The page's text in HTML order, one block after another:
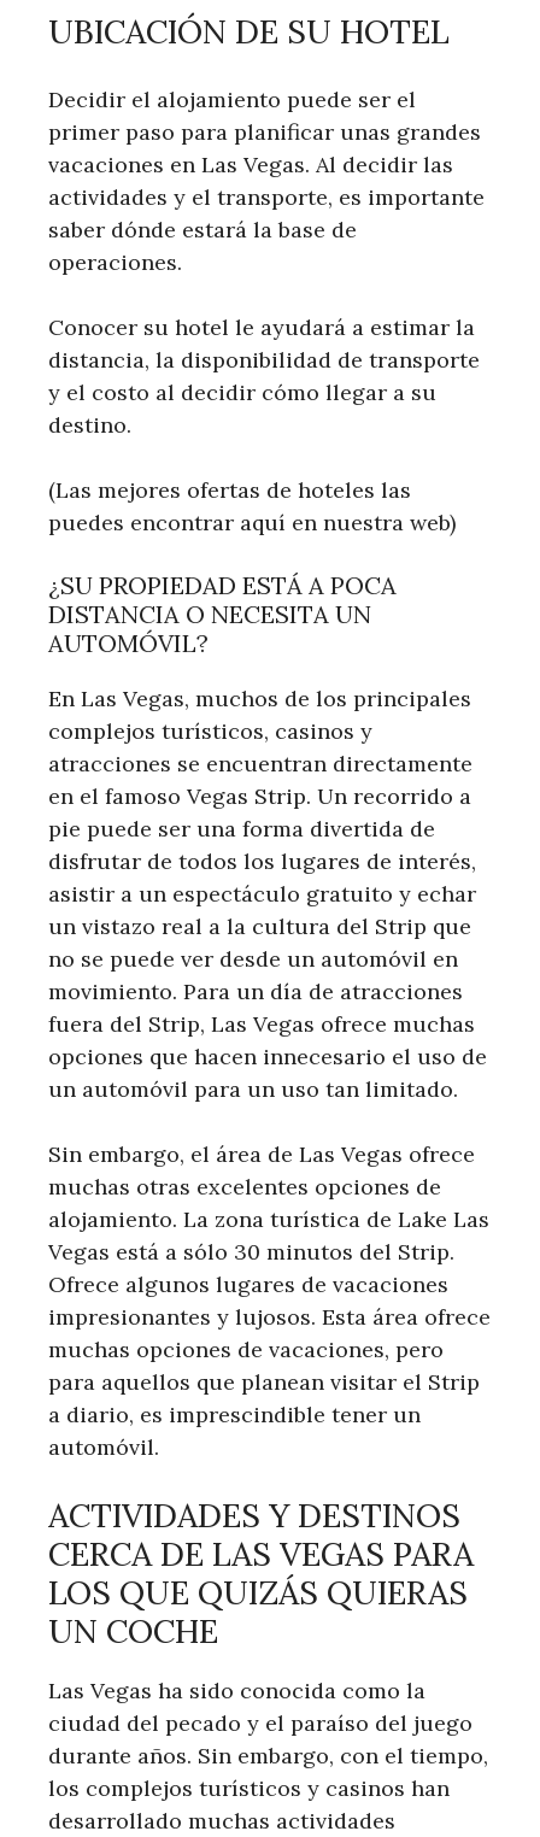
UBICACIÓN DE SU HOTEL
Decidir el alojamiento puede ser el
primer paso para planificar unas grandes
vacaciones en Las Vegas. Al decidir las
actividades y el transporte, es importante
saber dónde estará la base de
operaciones.
Conocer su hotel le ayudará a estimar la
distancia, la disponibilidad de transporte
y el costo al decidir cómo llegar a su
destino.
(Las mejores ofertas de hoteles las
puedes encontrar aquí en nuestra web)
¿SU PROPIEDAD ESTÁ A POCA
DISTANCIA O NECESITA UN
AUTOMÓVIL?
En Las Vegas, muchos de los principales
complejos turísticos, casinos y
atracciones se encuentran directamente
en el famoso Vegas Strip. Un recorrido a
pie puede ser una forma divertida de
disfrutar de todos los lugares de interés,
asistir a un espectáculo gratuito y echar
un vistazo real a la cultura del Strip que
no se puede ver desde un automóvil en
movimiento. Para un día de atracciones
fuera del Strip, Las Vegas ofrece muchas
opciones que hacen innecesario el uso de
un automóvil para un uso tan limitado.
Sin embargo, el área de Las Vegas ofrece
muchas otras excelentes opciones de
alojamiento. La zona turística de Lake Las
Vegas está a sólo 30 minutos del Strip.
Ofrece algunos lugares de vacaciones
impresionantes y lujosos. Esta área ofrece
muchas opciones de vacaciones, pero
para aquellos que planean visitar el Strip
a diario, es imprescindible tener un
automóvil.
ACTIVIDADES Y DESTINOS
CERCA DE LAS VEGAS PARA
LOS QUE QUIZÁS QUIERAS
UN COCHE
Las Vegas ha sido conocida como la
ciudad del pecado y el paraíso del juego
durante años. Sin embargo, con el tiempo,
los complejos turísticos y casinos han
desarrollado muchas actividades